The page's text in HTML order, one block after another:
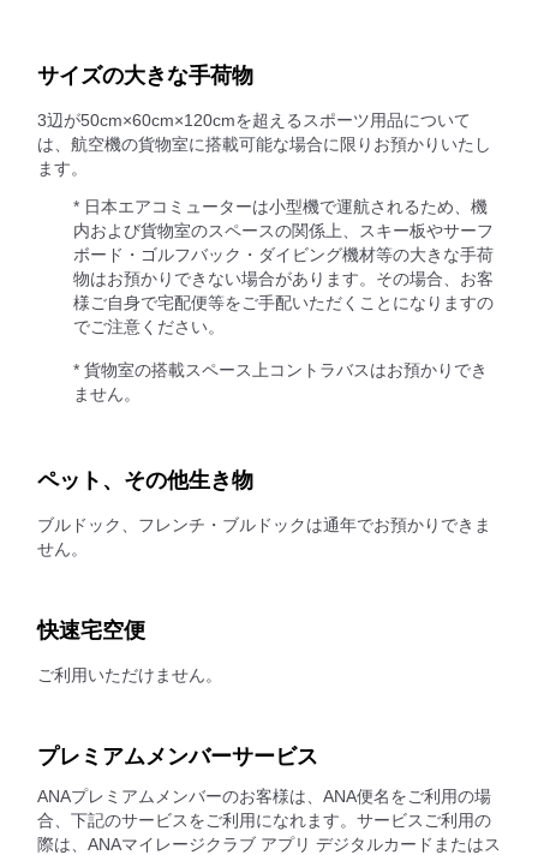
サイズの大きな手荷物
3辺が50cm×60cm×120cmを超えるスポーツ用品について
は、航空機の貨物室に搭載可能な場合に限りお預かりいたし
ます。
* 日本エアコミューターは小型機で運航されるため、機
内および貨物室のスペースの関係上、スキー板やサーフ
ボード・ゴルフバック・ダイビング機材等の大きな手荷
物はお預かりできない場合があります。その場合、お客
様ご自身で宅配便等をご手配いただくことになりますの
でご注意ください。
* 貨物室の搭載スペース上コントラバスはお預かりでき
ません。
ペット、その他生き物
ブルドック、フレンチ・ブルドックは通年でお預かりできま
せん。
快速宅空便
ご利用いただけません。
プレミアムメンバーサービス
ANAプレミアムメンバーのお客様は、ANA便名をご利用の場
合、下記のサービスをご利用になれます。サービスご利用の
際は、ANAマイレージクラブ アプリ デジタルカードまたはス